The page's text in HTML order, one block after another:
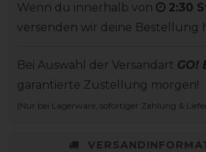
Wenn du innerhalb von 2:30
versenden wir deine Bestellung
Bei Auswahl der Versandart GO!
garantierte Zustellung morgen!
(Nur bei Lagerware, sofortiger Zahlung &